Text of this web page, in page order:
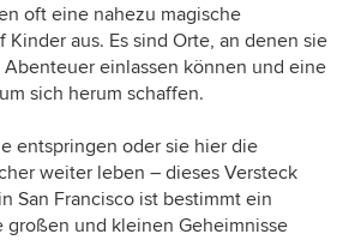
oft eine nahezu magische
aus. Es sind Orte, an denen sie
einlassen können und eine
sich herum schaffen.
entspringen oder sie hier die
weiter leben – dieses Versteck
San Francisco ist bestimmt ein
großen und kleinen Geheimnisse